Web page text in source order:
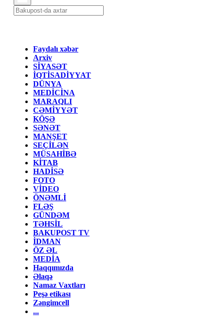
Faydalı xəbər
Arxiv
SİYASƏT
İQTİSADİYYAT
DÜNYA
MEDİCİNA
MARAQLI
CƏMİYYƏT
KÖŞƏ
SƏNƏT
MANŞET
SEÇİLƏN
MÜSAHİBƏ
KİTAB
HADİSƏ
FOTO
VİDEO
ÖNƏMLİ
FLƏŞ
GÜNDƏM
TƏHSİL
BAKUPOST TV
İDMAN
ÖZ ƏL
MEDİA
Haqqımızda
Əlaqə
Namaz Vaxtları
Peşə etikası
Zəngimcell
...